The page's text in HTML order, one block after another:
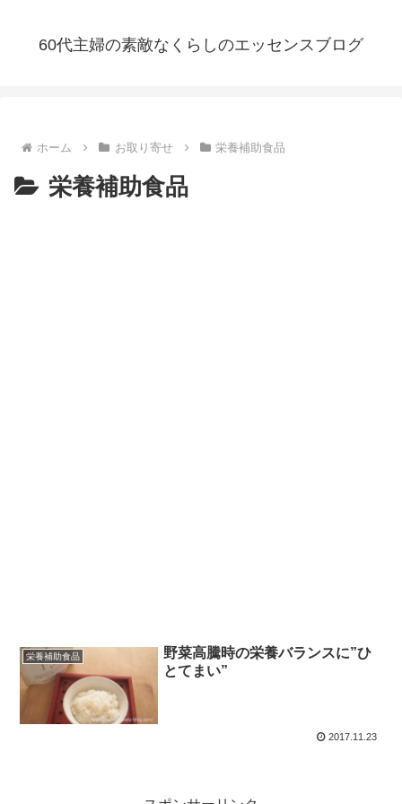
60代主婦の素敵なくらしのエッセンスブログ
ホーム お取り寄せ 栄養補助食品
栄養補助食品
栄養補助食品
野菜高騰時の栄養バランスに”ひ
とてまい”
2017.11.23